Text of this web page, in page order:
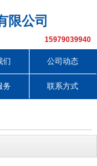
限公司
15979039940
们 公司动态
务 联系方式